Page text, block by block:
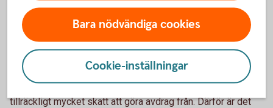
Har du betalat tillräckligt mycket skatt för
att få reduktion?
För att få skattereduktion för till exempel rut- och
rotarbeten samt installation av grön teknik måste du ha
tillräckligt mycket skatt att göra avdrag från. Därför är det
Bara nödvändiga cookies
Cookie-inställningar